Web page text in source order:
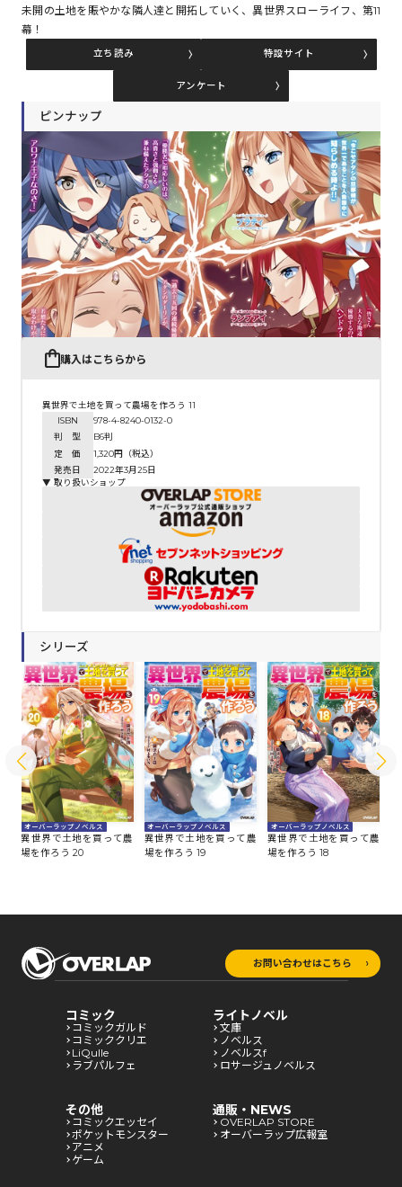
閉じる
未開の土地を賑やかな隣人達と開拓していく、異世界スローライフ、第11
幕！
立ち読み 特設サイト
アンケート
ピンナップ
購入はこちらから
異世界で土地を買って農場を作ろう 11
ISBN
978-4-8240-0132-0
判 型
B6判
定 価
1,320円（税込）
発売日
2022年3月25日
▼ 取り扱いショップ
シリーズ
オーバーラップノベルス
異世界で土地を買って農
場を作ろう 20
オーバーラップノベルス
異世界で土地を買って農
場を作ろう 19
オーバーラップノベルス
異世界で土地を買って農
場を作ろう 18
お問い合わせはこちら
コミック
コミックガルド
コミッククリエ
LiQulle
ラブパルフェ
ライトノベル
文庫
ノベルス
ノベルスf
ロサージュノベルス
その他
コミックエッセイ
ポケットモンスター
アニメ
ゲーム
通販・NEWS
OVERLAP STORE
オーバーラップ広報室